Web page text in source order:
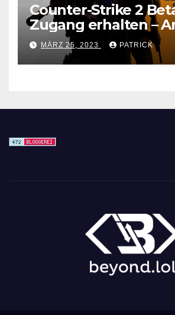
Counter-Strike 2
Zugang erhalten –
für den CS GO
MÄRZ 25, 2023 PATRICK